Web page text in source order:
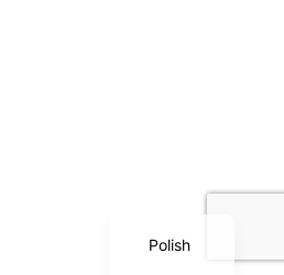
Polish